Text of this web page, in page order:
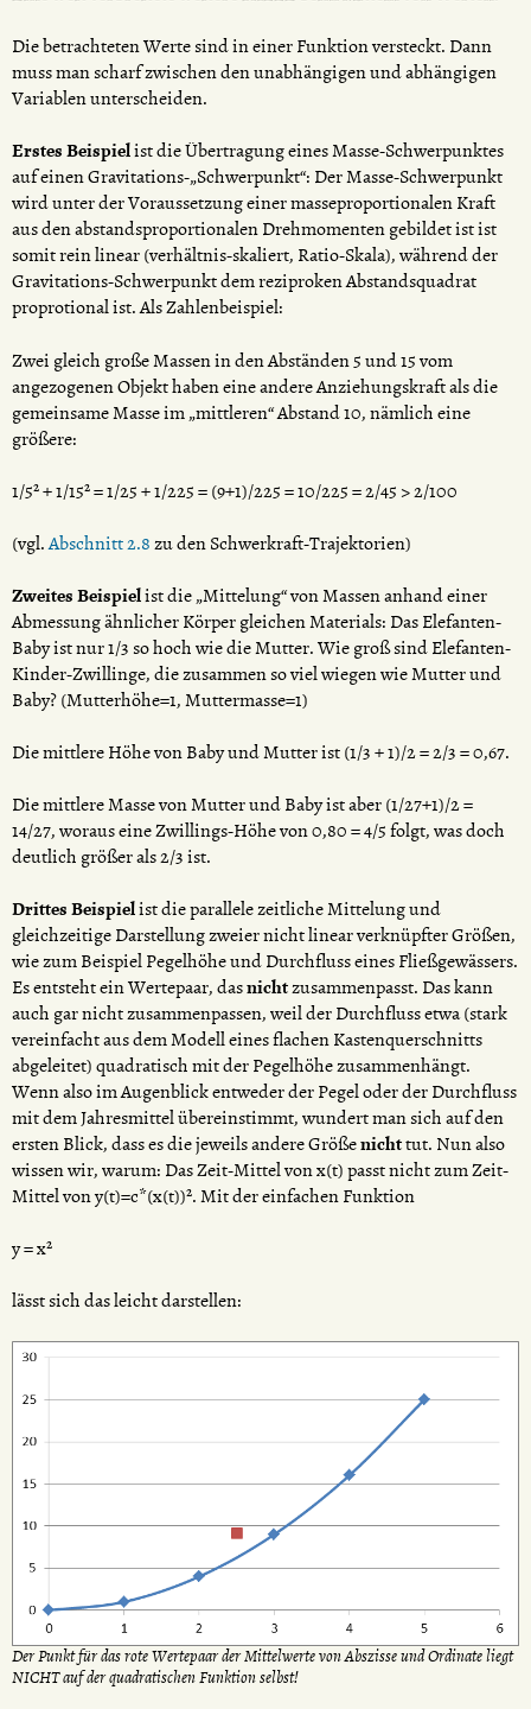
Die betrachteten Werte sind in einer Funktion versteckt. Dann
muss man scharf zwischen den unabhängigen und abhängigen
Variablen unterscheiden.
Erstes Beispielist die Übertragung eines Masse-Schwerpunktes
auf einen Gravitations-„Schwerpunkt“: Der Masse-Schwerpunkt
wird unter der Voraussetzung einer masseproportionalen Kraft
aus den abstandsproportionalen Drehmomenten gebildet ist ist
somit rein linear (verhältnis-skaliert, Ratio-Skala), während der
Gravitations-Schwerpunkt dem reziproken Abstandsquadrat
proprotional ist. Als Zahlenbeispiel:
Zwei gleich große Massen in den Abständen 5 und 15 vom
angezogenen Objekt haben eine andere Anziehungskraft als die
gemeinsame Masse im „mittleren“ Abstand 10, nämlich eine
größere:
1/5² + 1/15² = 1/25 + 1/225 = (9+1)/225 = 10/225 = 2/45 > 2/100
(vgl.Abschnitt 2.8zu den Schwerkraft-Trajektorien)
Zweites Beispielist die „Mittelung“ von Massen anhand einer
Abmessung ähnlicher Körper gleichen Materials: Das Elefanten-
Baby ist nur 1/3 so hoch wie die Mutter. Wie groß sind Elefanten-
Kinder-Zwillinge, die zusammen so viel wiegen wie Mutter und
Baby? (Mutterhöhe=1, Muttermasse=1)
Die mittlere Höhe von Baby und Mutter ist (1/3 + 1)/2 = 2/3 = 0,67.
Die mittlere Masse von Mutter und Baby ist aber (1/27+1)/2 =
14/27, woraus eine Zwillings-Höhe von 0,80 = 4/5 folgt, was doch
deutlich größer als 2/3 ist.
Drittes Beispielist die parallele zeitliche Mittelung und
gleichzeitige Darstellung zweier nicht linear verknüpfter Größen,
wie zum Beispiel Pegelhöhe und Durchfluss eines Fließgewässers.
Es entsteht ein Wertepaar, dasnichtzusammenpasst. Das kann
auch gar nicht zusammenpassen, weil der Durchfluss etwa (stark
vereinfacht aus dem Modell eines flachen Kastenquerschnitts
abgeleitet) quadratisch mit der Pegelhöhe zusammenhängt.
Wenn also im Augenblick entweder der Pegel oder der Durchfluss
mit dem Jahresmittel übereinstimmt, wundert man sich auf den
ersten Blick, dass es die jeweils andere Größenichttut. Nun also
wissen wir, warum: Das Zeit-Mittel von x(t) passt nicht zum Zeit-
Mittel von y(t)=c*(x(t))². Mit der einfachen Funktion
y = x²
lässt sich das leicht darstellen:
Der Punkt für das rote Wertepaar der Mittelwerte von Abszisse und Ordinate liegt
NICHT auf der quadratischen Funktion selbst!